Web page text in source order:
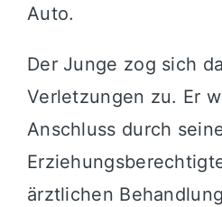
Auto.
Der Junge zog sich
Verletzungen zu. Er
Anschluss durch
ärztlichen